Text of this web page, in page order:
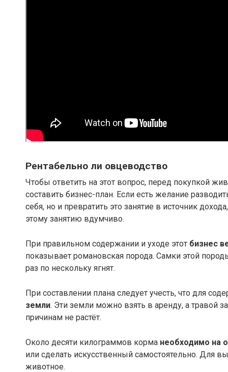
Рентабельно ли овцеводство
Чтобы ответить на этот вопрос, перед покупкой
составить бизнес-план. Если есть желание
себя, но и превратить это занятие в источник
этому занятию вдумчиво.
При правильном содержании и уходе этот бизнес
показывает романовская порода. Самки этой
раз по нескольку ягнят.
При составлении плана следует учесть, что для
земли. Эти земли можно взять в аренду, а травой
причинам не растёт.
Около десяти килограммов корма необходимо на
или сделать искусственный самостоятельно. Для
животное.